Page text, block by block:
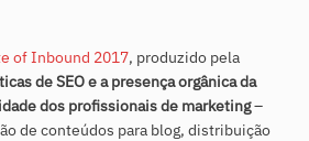
of Inbound 2017, produzido pela
de SEO e a presença orgânica da
dos profissionais de marketing–
de conteúdos para blog, distribuição